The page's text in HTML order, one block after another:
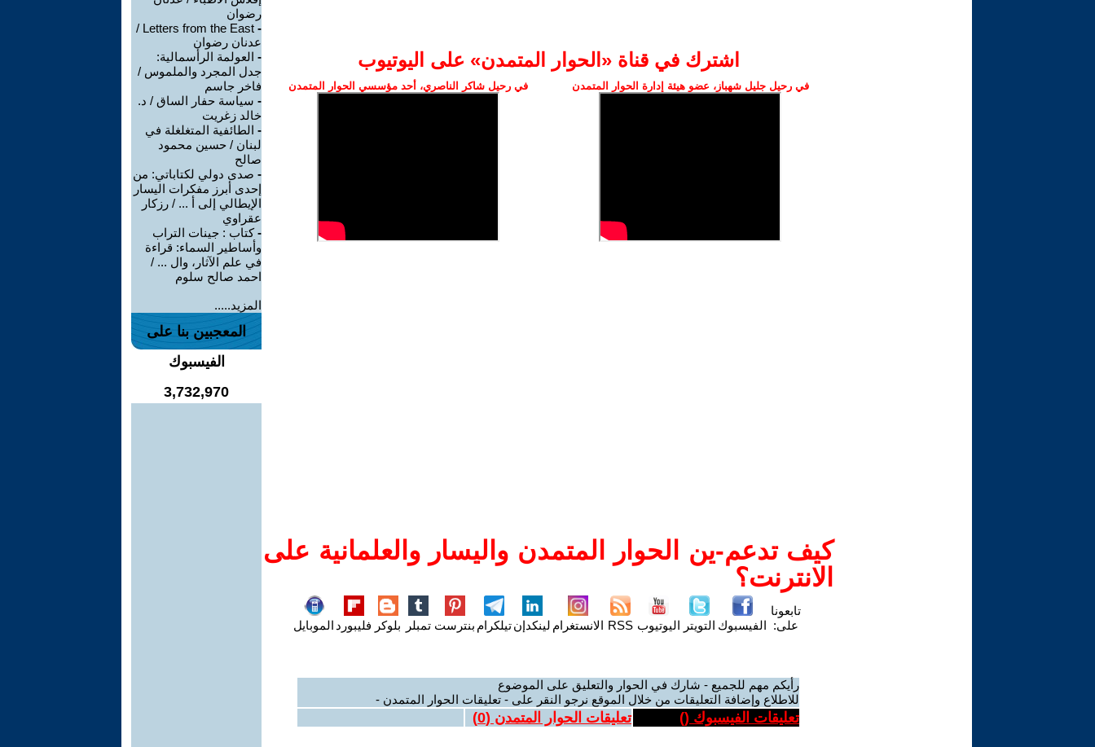
اشترك في قناة ‫«الحوار المتمدن» على اليوتيوب
في رحيل جليل شهباز، عضو هيئة إدارة الحوار المتمدن في رحيل شاكر الناصري، أحد مؤسسي الحوار المتمدن
كيف تدعم-ين الحوار المتمدن واليسار والعلمانية على
الانترنت؟
تابعونا
على: الفيسبوك التويتر اليوتيوب RSS الانستغرام لينكدإنتيلكرام بنترست تمبلر بلوكر فليبورد الموبايل
رأيكم مهم للجميع - شارك في الحوار والتعليق على الموضوع
للاطلاع وإضافة التعليقات من خلال الموقع نرجو النقر على - تعليقات الحوار المتمدن -
تعليقات الفيسبوك () تعليقات الحوار المتمدن (0
)
رضوان
-
Letters from the East /
عدنان رضوان
- العولمة الرأسمالية:
جدل المجرد والملموس /
فاخر جاسم
- سياسة حفار الساق / د.
خالد زغريت
- الطائفية المتغلغلة في
لبنان / حسين محمود
صالح
- صدى دولي لكتاباتي: من
إحدى أبرز مفكرات اليسار
الإيطالي إلى أ ... / رزكار
عقراوي
-كتاب : جينات التراب
وأساطير السماء: قراءة
في علم الآثار، وال ... /
احمد صالح سلوم
المزيد.....
المعجبين بنا على
الفيسبوك
3,732,970